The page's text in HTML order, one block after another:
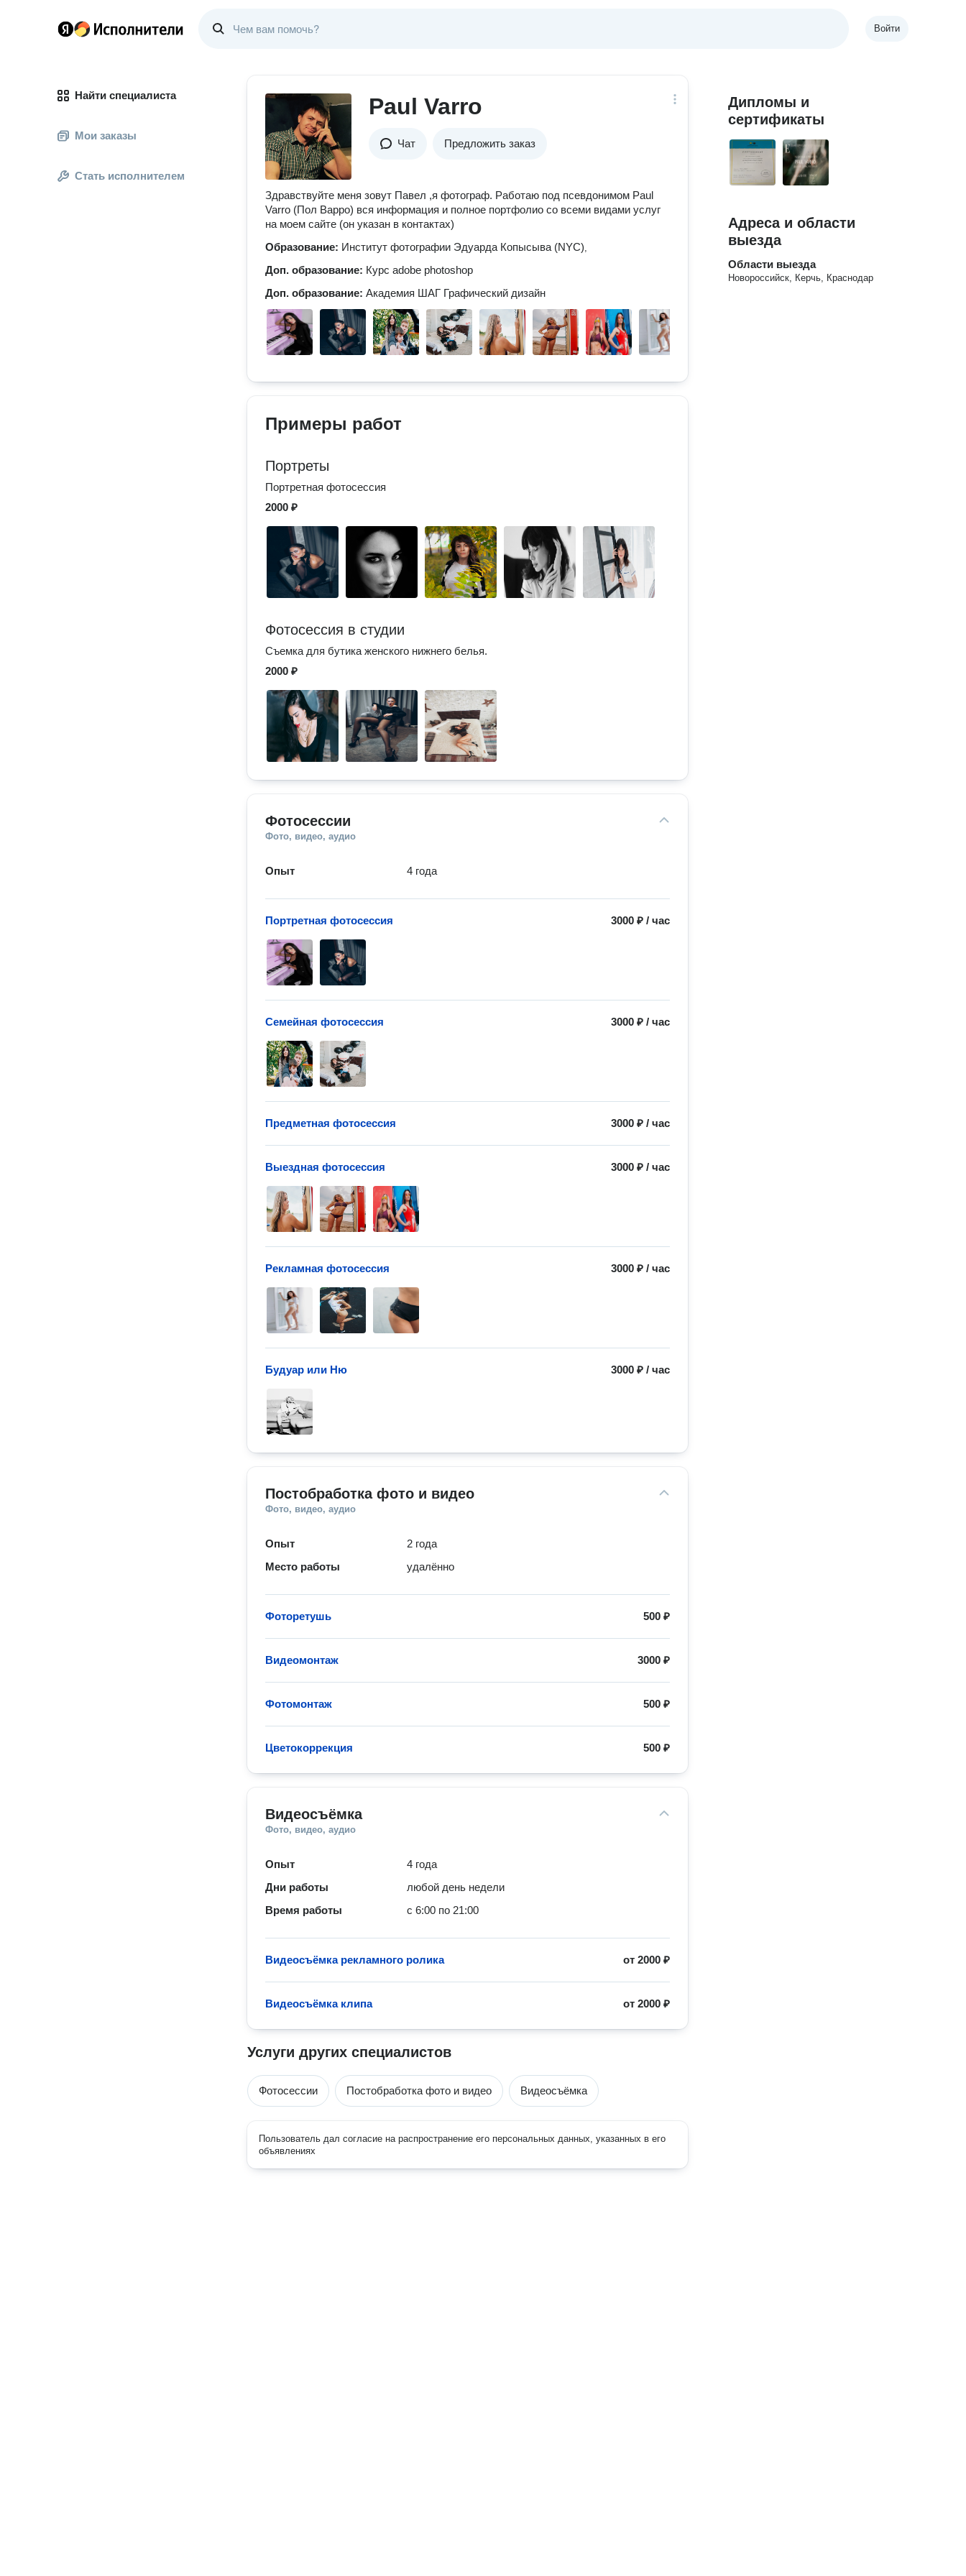
Войти
Найти специалиста
Мои заказы
Стать исполнителем
Paul Varro
Чат Предложить заказ
Здравствуйте меня зовут Павел ,я фотограф. Работаю под псевдонимом Paul
Varro (Пол Варро) вся информация и полное портфолио со всеми видами услуг
на моем сайте (он указан в контактах)
Образование: Институт фотографии Эдуарда Копысыва (NYC),
Доп. образование: Курс adobe photoshop
Доп. образование: Академия ШАГ Графический дизайн
Примеры работ
Портреты
Портретная фотосессия
2000 ₽
Фотосессия в студии
Съемка для бутика женского нижнего белья.
2000 ₽
Фотосессии
Фото, видео, аудио
Опыт 4 года
3000 ₽ /час
Портретная фотосессия
3000 ₽ /час
Семейная фотосессия
3000 ₽ /час
Предметная фотосессия
3000 ₽ /час
Выездная фотосессия
3000 ₽ /час
Рекламная фотосессия
3000 ₽ /час
Будуар или Ню
Постобработка фото и видео
Фото, видео, аудио
Опыт
2 года
Место работы
удалённо
500 ₽
Фоторетушь
3000 ₽
Видеомонтаж
500 ₽
Фотомонтаж
500 ₽
Цветокоррекция
Видеосъёмка
Фото, видео, аудио
Опыт
4 года
Дни работы
любой день недели
Время работы
с 6:00 по 21:00
от2000 ₽
Видеосъёмка рекламного ролика
от2000 ₽
Видеосъёмка клипа
Услуги других специалистов
Фотосессии Постобработка фото и видео Видеосъёмка
Пользователь дал согласие на распространение его персональных данных, указанных в его
объявлениях
Дипломы и
сертификаты
Адреса и области
выезда
Области выезда
Новороссийск, Керчь, Краснодар